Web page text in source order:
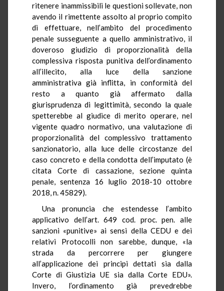
ritenere inammissibili le questioni sollevate, non
avendo il rimettente assolto al proprio compito
di effettuare, nell’ambito del procedimento
penale susseguente a quello amministrativo, il
doveroso giudizio di proporzionalità della
complessiva risposta punitiva dell’ordinamento
all’illecito, alla luce della sanzione
amministrativa già inflitta, in conformità del
resto a quanto già affermato dalla
giurisprudenza di legittimità, secondo la quale
spetterebbe al giudice di merito operare, nel
vigente quadro normativo, una valutazione di
proporzionalità del complessivo trattamento
sanzionatorio, alla luce delle circostanze del
caso concreto e della condotta dell’imputato (è
citata Corte di cassazione, sezione quinta
penale, sentenza 16 luglio 2018-10 ottobre
2018, n. 45829).
Una pronuncia che estendesse l’ambito
applicativo dell’art. 649 cod. proc. pen. alle
sanzioni «punitive» ai sensi della CEDU e dei
relativi Protocolli non sarebbe, dunque, «la
strada da percorrere per giungere
all’applicazione dei principi dettati sia dalla
Corte di Giustizia UE sia dalla Corte EDU».
Invero, l’ordinamento già prevedrebbe